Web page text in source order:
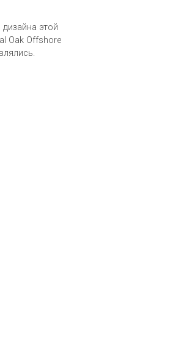
этой
Oak Offshore